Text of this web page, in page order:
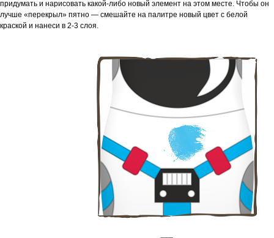
придумать и нарисовать какой-либо новый элемент на этом месте. Чтобы он
лучше «перекрыл» пятно — смешайте на палитре новый цвет с белой
краской и нанеси в 2-3 слоя.